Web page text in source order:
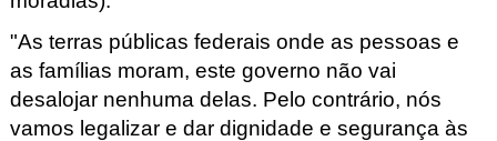
"As terras públicas federais onde as pessoas e
as famílias moram, este governo não vai
desalojar nenhuma delas. Pelo contrário, nós
vamos legalizar e dar dignidade e segurança às